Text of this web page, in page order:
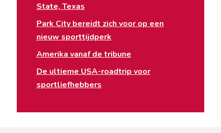
State, Texas
Park City bereidt zich voor op een
nieuw sporttijdperk
Amerika vanaf de tribune
De ultieme USA-roadtrip voor
sportliefhebbers